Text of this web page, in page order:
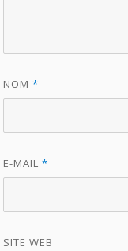
NOM*
E-MAIL*
SITE WEB